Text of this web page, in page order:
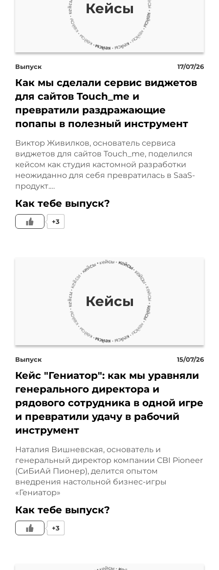
глобальный результат.
Вследствие этого вопроса
возникает потеря денег,
времени и, конечно, даже
эмоционального настроя.
Потому что лоскутное
одеяло никогда не даст
вам возможности
достигать глобальных
результатов и достигать
это. Потому что, когда
лоскутному одеялу,
каждый отвечает за
какой-то фрагмент, но нет
ответственного, за целое,
за бизнес, за систему
управления.
Следующий миф – это о
целостности. Многие
собственники говорят о
том, что невозможно
компанию рассмотреть
как целое. Это очень
сложный, трудоемкий
Кейсы
Выпуск 17/07/26
Как мы сделали сервис виджетов
для сайтов Touch_me и
превратили раздражающие
попапы в полезный инструмент
Виктор Живилков, основатель сервиса
виджетов для сайтов Touch_me, поделился
кейсом как студия кастомной разработки
неожиданно для себя превратилась в SaaS-
продукт.…
Как тебе выпуск?
+3
Кейсы
Выпуск 15/07/26
Кейс "Гениатор": как мы уравняли
генерального директора и
рядового сотрудника в одной игре
и превратили удачу в рабочий
инструмент
Наталия Вишневская, основатель и
генеральный директор компании CBI Pioneer
(СиБиАй Пионер), делится опытом
внедрения настольной бизнес-игры
«Гениатор»
Как тебе выпуск?
+3